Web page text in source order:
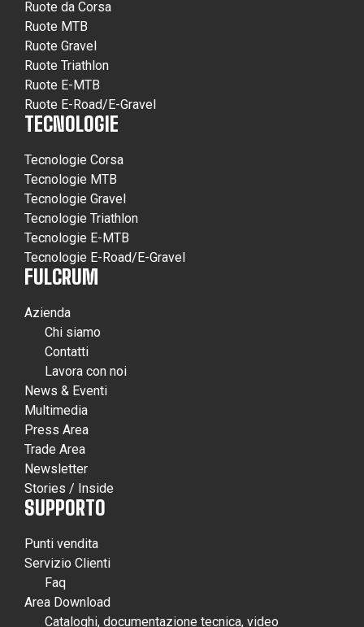
Ruote da Corsa
Ruote MTB
Ruote Gravel
Ruote Triathlon
Ruote E-MTB
Ruote E-Road/E-Gravel
TECNOLOGIE
Tecnologie Corsa
Tecnologie MTB
Tecnologie Gravel
Tecnologie Triathlon
Tecnologie E-MTB
Tecnologie E-Road/E-Gravel
FULCRUM
Azienda
Chi siamo
Contatti
Lavora con noi
News & Eventi
Multimedia
Press Area
Trade Area
Newsletter
Stories / Inside
SUPPORTO
Punti vendita
Servizio Clienti
Faq
Area Download
Cataloghi, documentazione tecnica, video